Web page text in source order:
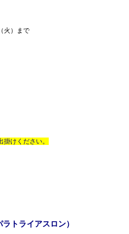
）まで
けください。
トライアスロン）